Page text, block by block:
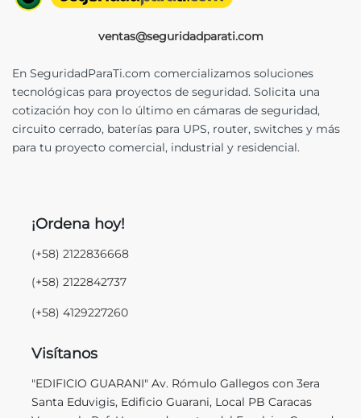
ventas@seguridadparati.com
En SeguridadParaTi.com comercializamos soluciones
tecnológicas para proyectos de seguridad. Solicita una
cotización hoy con lo último en cámaras de seguridad,
circuito cerrado, baterías para UPS, router, switches y más
para tu proyecto comercial, industrial y residencial.
¡Ordena hoy!
(+58) 2122836668
(+58) 2122842737
(+58) 4129227260
Visítanos
"EDIFICIO GUARANI" Av. Rómulo Gallegos con 3era
Santa Eduvigis, Edificio Guarani, Local PB Caracas